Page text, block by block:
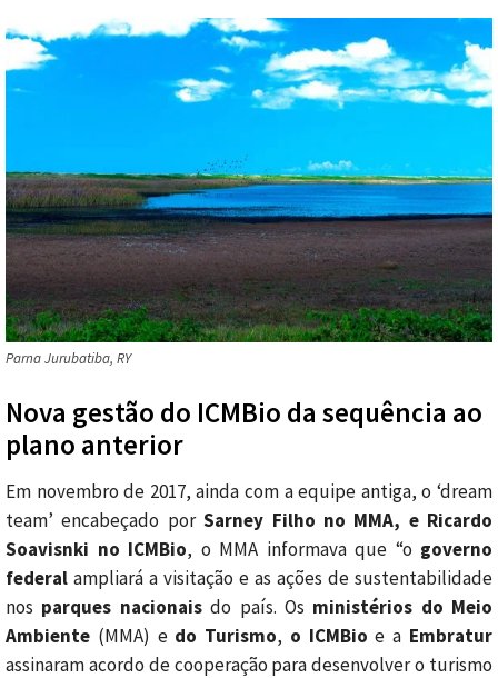
Parna Jurubatiba, RY
Nova gestão do ICMBio da sequência ao
plano anterior
Em novembro de 2017, ainda com a equipe antiga, o ‘dream
team’ encabeçado porSarney Filho no MMA, e Ricardo
Soavisnki no ICMBio, o MMA informava que “o governo
federal ampliará a visitação e as ações de sustentabilidade
nos parques nacionaisdo país. Os ministérios do Meio
Ambiente (MMA) e do Turismo, o ICMBio e a Embratur
assinaram acordo de cooperação para desenvolver o turismo